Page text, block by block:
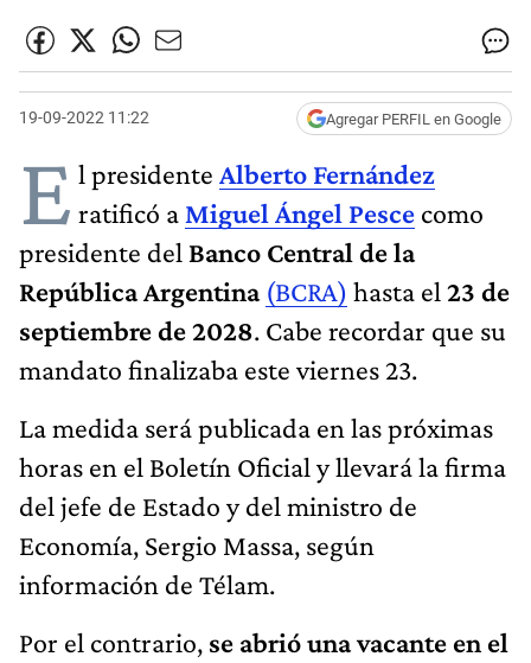
19-09-2022 11:22 Agregar PERFIL en Google
E l presidente Alberto Fernández
ratificó a Miguel Ángel Pesce como
presidente del Banco Central de la
República Argentina (BCRA) hasta el 23 de
septiembre de 2028. Cabe recordar que su
mandato finalizaba este viernes 23.
La medida será publicada en las próximas
horas en el Boletín Oficial y llevará la firma
del jefe de Estado y del ministro de
Economía, Sergio Massa, según
información de Télam.
Por el contrario, se abrió una vacante en el